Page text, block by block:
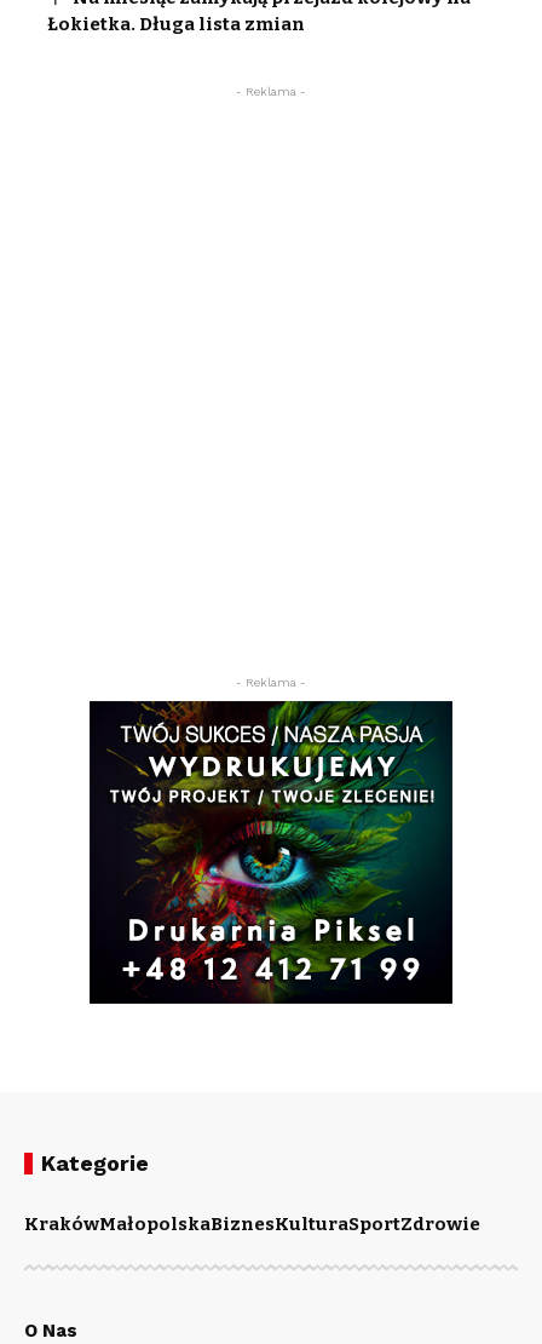
Łokietka. Długa lista zmian
- Reklama -
- Reklama -
Kategorie
KrakówMałopolskaBiznesKulturaSportZdrowie
O Nas